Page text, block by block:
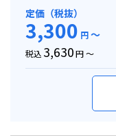
定価（税抜）
3,300 円～
税込 3,630円 ～